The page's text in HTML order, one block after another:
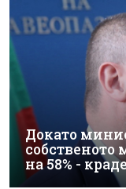
Докато
на 58% -